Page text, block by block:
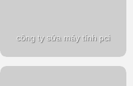
công ty sửa máy tính pci